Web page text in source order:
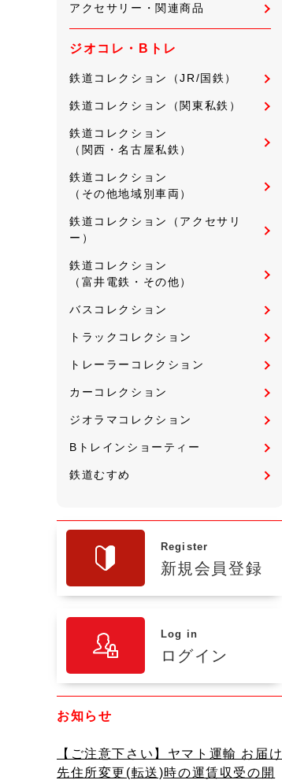
アクセサリー・関連商品
ジオコレ・Bトレ
鉄道コレクション（JR/国鉄）
鉄道コレクション（関東私鉄）
鉄道コレクション
（関西・名古屋私鉄）
鉄道コレクション
（その他地域別車両）
鉄道コレクション（アクセサリ
ー）
鉄道コレクション
（富井電鉄・その他）
バスコレクション
トラックコレクション
トレーラーコレクション
カーコレクション
ジオラマコレクション
Bトレインショーティー
鉄道むすめ
Register
新規会員登録
Log in
ログイン
お知らせ
【ご注意下さい】ヤマト運輸 お届け
先住所変更(転送)時の運賃収受の開